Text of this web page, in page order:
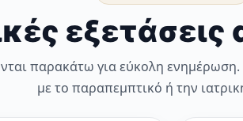
εξετάσεις
παρακάτω για εύκολη
με το παραπεμπτικό ή την